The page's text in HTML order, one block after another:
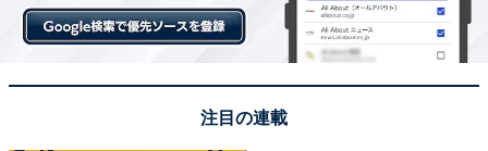
※掲載されている情報は記事公開時のものです。あらか
注目の連載